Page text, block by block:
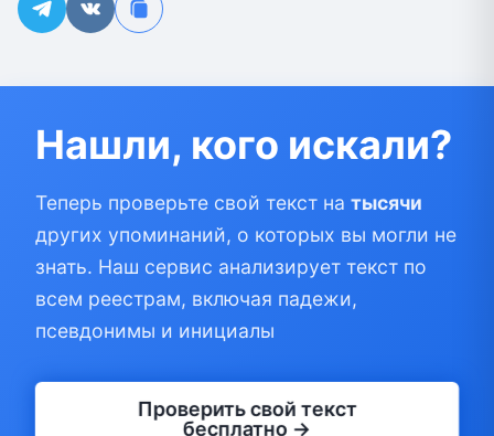
Нашли, кого искали?
Теперь проверьте свой текст на тысячи
других упоминаний, о которых вы могли не
знать. Наш сервис анализирует текст по
всем реестрам, включая падежи,
псевдонимы и инициалы
Проверить свой текст
бесплатно →